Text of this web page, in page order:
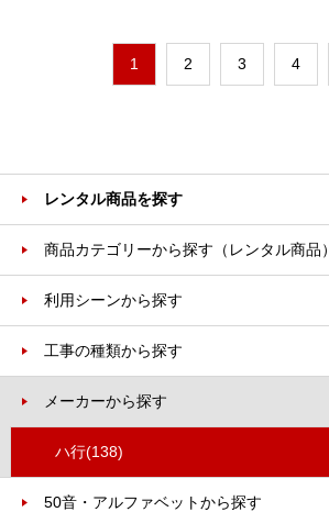
1 2 3 4
レンタル商品を探す
商品カテゴリーから探す（レンタル商品）
利用シーンから探す
工事の種類から探す
メーカーから探す
ハ行(138)
50音・アルファベットから探す